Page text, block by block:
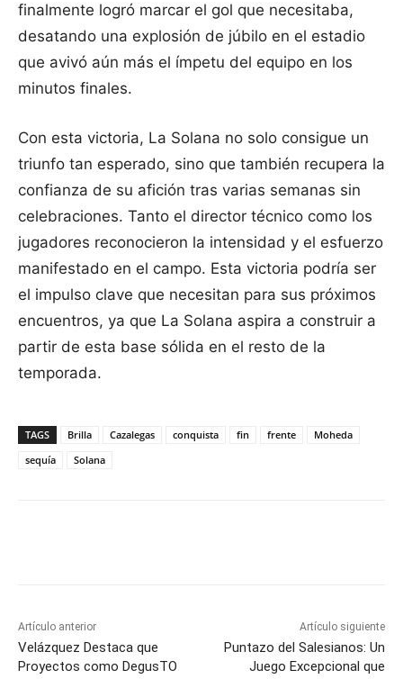
finalmente logró marcar el gol que necesitaba,
desatando una explosión de júbilo en el estadio
que avivó aún más el ímpetu del equipo en los
minutos finales.
Con esta victoria, La Solana no solo consigue un
triunfo tan esperado, sino que también recupera la
confianza de su afición tras varias semanas sin
celebraciones. Tanto el director técnico como los
jugadores reconocieron la intensidad y el esfuerzo
manifestado en el campo. Esta victoria podría ser
el impulso clave que necesitan para sus próximos
encuentros, ya que La Solana aspira a construir a
partir de esta base sólida en el resto de la
temporada.
TAGS Brilla Cazalegas conquista fin frente
Moheda
sequía
Solana
Artículo anterior
Velázquez Destaca que
Proyectos como DegusTO
Artículo siguiente
Puntazo del Salesianos: Un
Juego Excepcional que